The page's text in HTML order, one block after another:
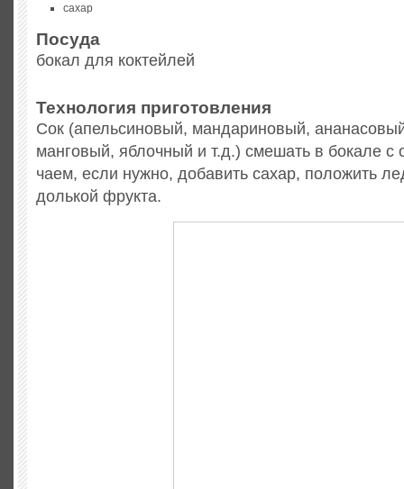
сахар
Посуда
бокал для коктейлей
Технология приготовления
Сок (апельсиновый, мандариновый,
манговый, яблочный и т.д.) смешать в бокале
чаем, если нужно, добавить сахар, положить
долькой фрукта.